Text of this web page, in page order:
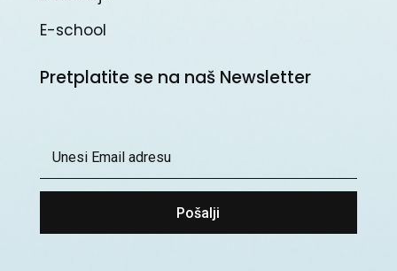
E-school
Pretplatite se na naš Newsletter
Pošalji